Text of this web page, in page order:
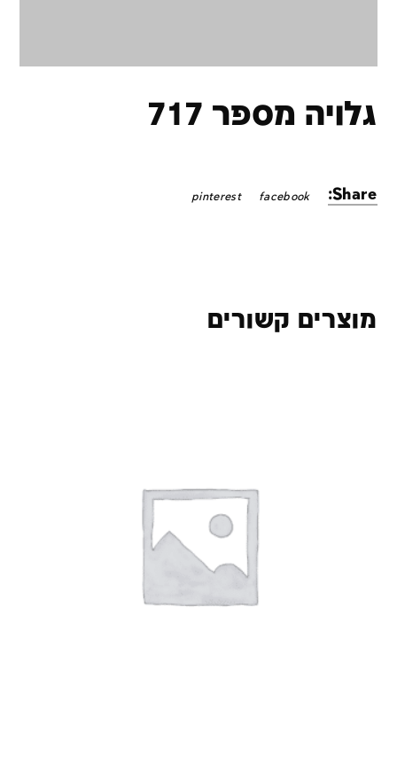
גלויה מספר 717
Share:
facebook
pinterest
מוצרים קשורים